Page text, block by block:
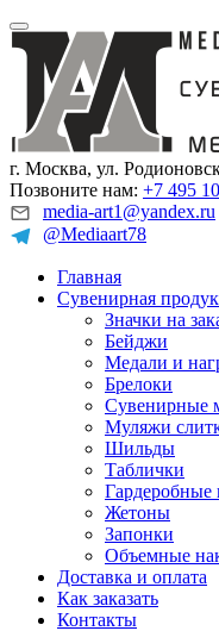
г. Москва, ул.
Позвоните нам: +7 495
media-art1@yandex.ru
@Mediaart78
Главная
Сувенирная
Значки на
Бейджи
Медали и
Брелоки
Сувенирные
Муляжи
Шильды
Таблички
Гардеробные
Жетоны
Запонки
Объемные
Доставка и оплата
Как заказать
Контакты